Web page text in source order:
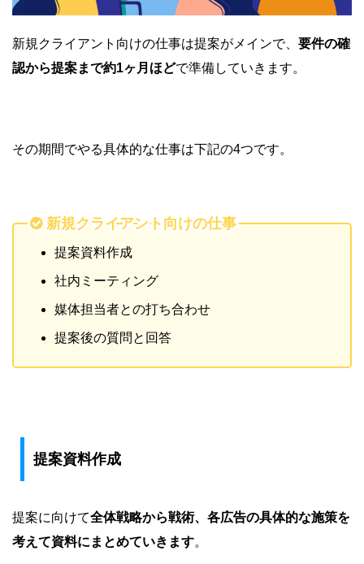
新規クライアント向けの仕事は提案がメインで、 要件の確
認から提案まで約1ヶ月ほどで準備していきます。
その期間でやる具体的な仕事は下記の4つです。
新規クライアント向けの仕事
提案資料作成
社内ミーティング
媒体担当者との打ち合わせ
提案後の質問と回答
提案資料作成
提案に向けて全体戦略から戦術、各広告の具体的な施策を
考えて資料にまとめていきます。